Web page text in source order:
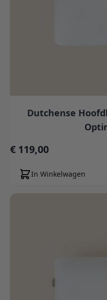
Dutchense
€ 119,00
In Winkelwagen